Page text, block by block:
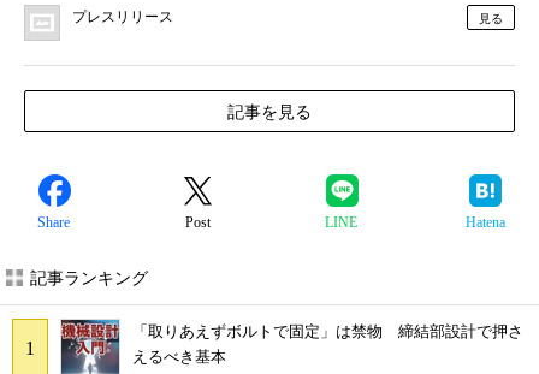
プレスリリース 見る
記事を見る
Share Post LINE Hatena
記事ランキング
「取りあえずボルトで固定」は禁物 締結部設計で押さ
えるべき基本